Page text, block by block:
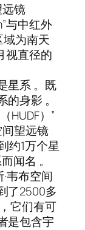
远镜
与中红外
域为南天
视直径的
星系 。既
身影 。
HUDF）”
望远镜
约1万个星
闻名 。
韦布空间
了2500多
它们有可
是包含宇